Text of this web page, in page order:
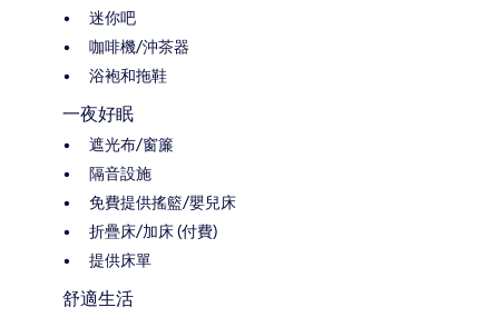
迷你吧
咖啡機/沖茶器
浴袍和拖鞋
一夜好眠
遮光布/窗簾
隔音設施
免費提供搖籃/嬰兒床
折疊床/加床 (付費)
提供床單
舒適生活